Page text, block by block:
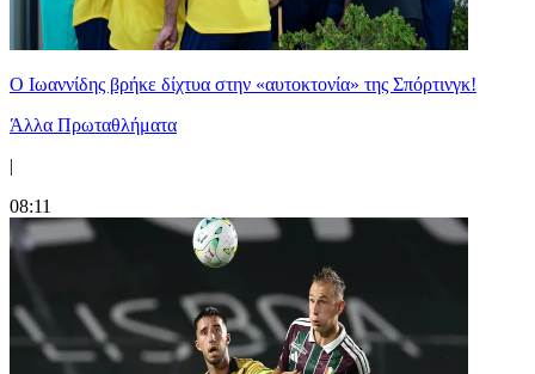
Ο Ιωαννίδης βρήκε δίχτυα στην «αυτοκτονία» της Σπόρτινγκ!
Άλλα Πρωταθλήματα
|
08:11